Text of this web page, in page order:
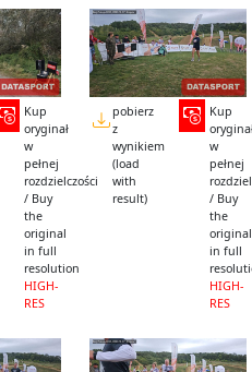
Kup
oryginał
w
pełnej
rozdzielczości
/ Buy
the
original
in full
resolution
HIGH-
RES
pobierz
z
wynikiem
(load
with
result)
Kup
w
pełnej
/ Buy
the
original
in full
HIGH-
RES